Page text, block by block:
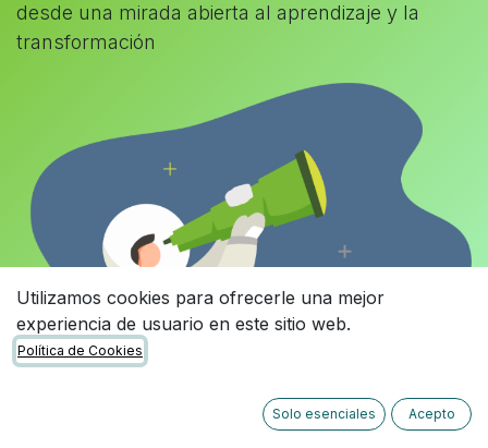
desde una mirada abierta al aprendizaje y la
transformación
Utilizamos cookies para ofrecerle una mejor
experiencia de usuario en este sitio web.
Política de Cookies
Solo esenciales Acepto